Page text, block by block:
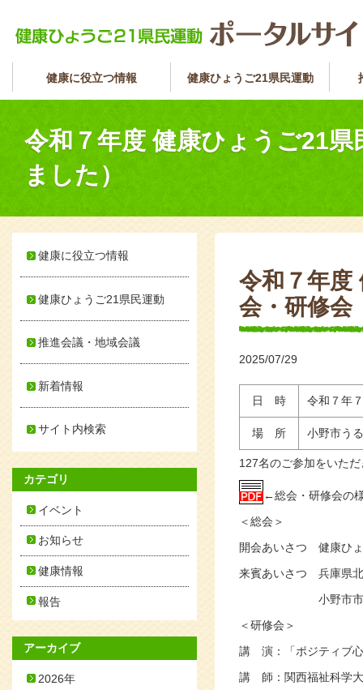
健康に役立つ情報 健康ひょうご21県民運動
令和７年度 健康ひょうご21
ました）
令和７年度
会・研修会
2025/07/29
日 時 令和７年
場 所 小野市う
127名のご参加をいた
←総会・研修会の
＜総会＞
開会あいさつ 健康ひ
来賓あいさつ 兵庫県
小野市市長
＜研修会＞
講 演：「ポジティブ
講 師：関西福祉科学
健康に役立つ情報
健康ひょうご21県民運動
推進会議・地域会議
新着情報
サイト内検索
カテゴリ
イベント
お知らせ
健康情報
報告
アーカイブ
2026年